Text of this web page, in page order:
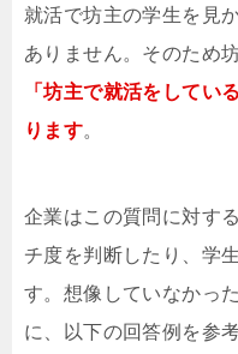
就活で坊主の学生を見
ありません。そのため
「坊主で就活をしてい
ります。
企業はこの質問に対す
チ度を判断したり、学
す。想像していなかっ
に、以下の回答例を参